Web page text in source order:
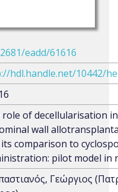
eadd/61616
hdl.handle.net/10442/
role of decellularisation in
wall
comparison to
pilot model in
Γεώργιος